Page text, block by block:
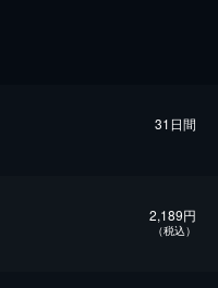
31日間
2,189円
（税込）